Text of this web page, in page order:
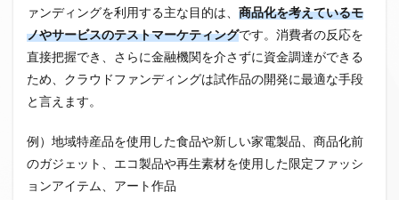
ァンディングを利用する主な目的は、 商品化を考えているモ
ノやサービスのテストマーケティングです。消費者の反応を
直接把握でき、さらに金融機関を介さずに資金調達ができる
ため、クラウドファンディングは試作品の開発に最適な手段
と言えます。
例）地域特産品を使用した食品や新しい家電製品、商品化前
のガジェット、エコ製品や再生素材を使用した限定ファッシ
ョンアイテム、アート作品